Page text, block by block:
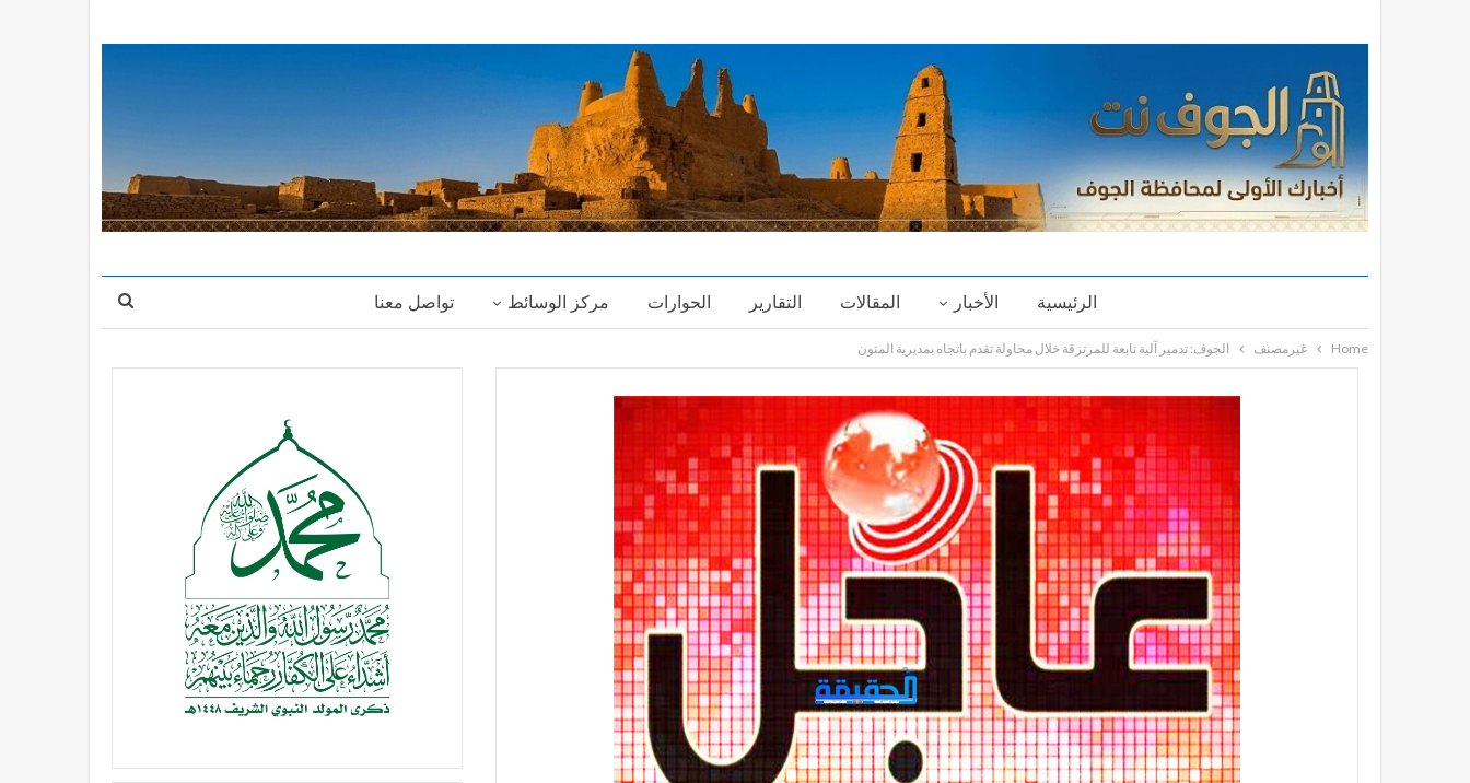
الرئيسية الأخبار المقالات التقارير الحوارات مركز الوسائط تواصل معنا
Home غيرمصنف الجوف: تدمير آلية تابعة للمرتزقة خلال محاولة تقدم باتجاه بمديرية المتون